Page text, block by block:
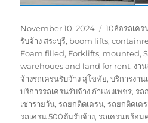
Posted
on
November 10, 2024 Tags
10ล้อรถเค
รับจ้าง สระบุรี, boom lifts,
Foam filled, Forklifts, mounted,
warehoues and land for rent, งา
จ้างรถเครนรับจ้าง สุโขทัย,บริการงา
บริการรถเครนรับจ้าง กำแพงเพชร,รถ
เช่ารายวัน,รถยกติดเครน,รถยกติดเค
รถเครน 500ตันรับจ้าง,รถเครนพร้อม